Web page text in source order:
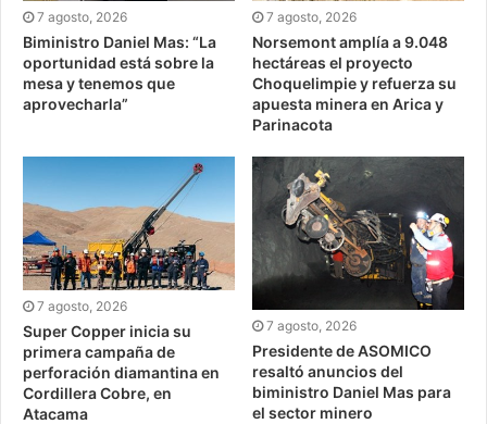
7 agosto, 2026
Biministro Daniel Mas: “La
oportunidad está sobre la
mesa y tenemos que
aprovecharla”
7 agosto, 2026
Norsemont amplía a 9.048
hectáreas el proyecto
Choquelimpie y refuerza su
apuesta minera en Arica y
Parinacota
7 agosto, 2026
Super Copper inicia su
primera campaña de
perforación diamantina en
Cordillera Cobre, en
Atacama
7 agosto, 2026
Presidente de ASOMICO
resaltó anuncios del
biministro Daniel Mas para
el sector minero